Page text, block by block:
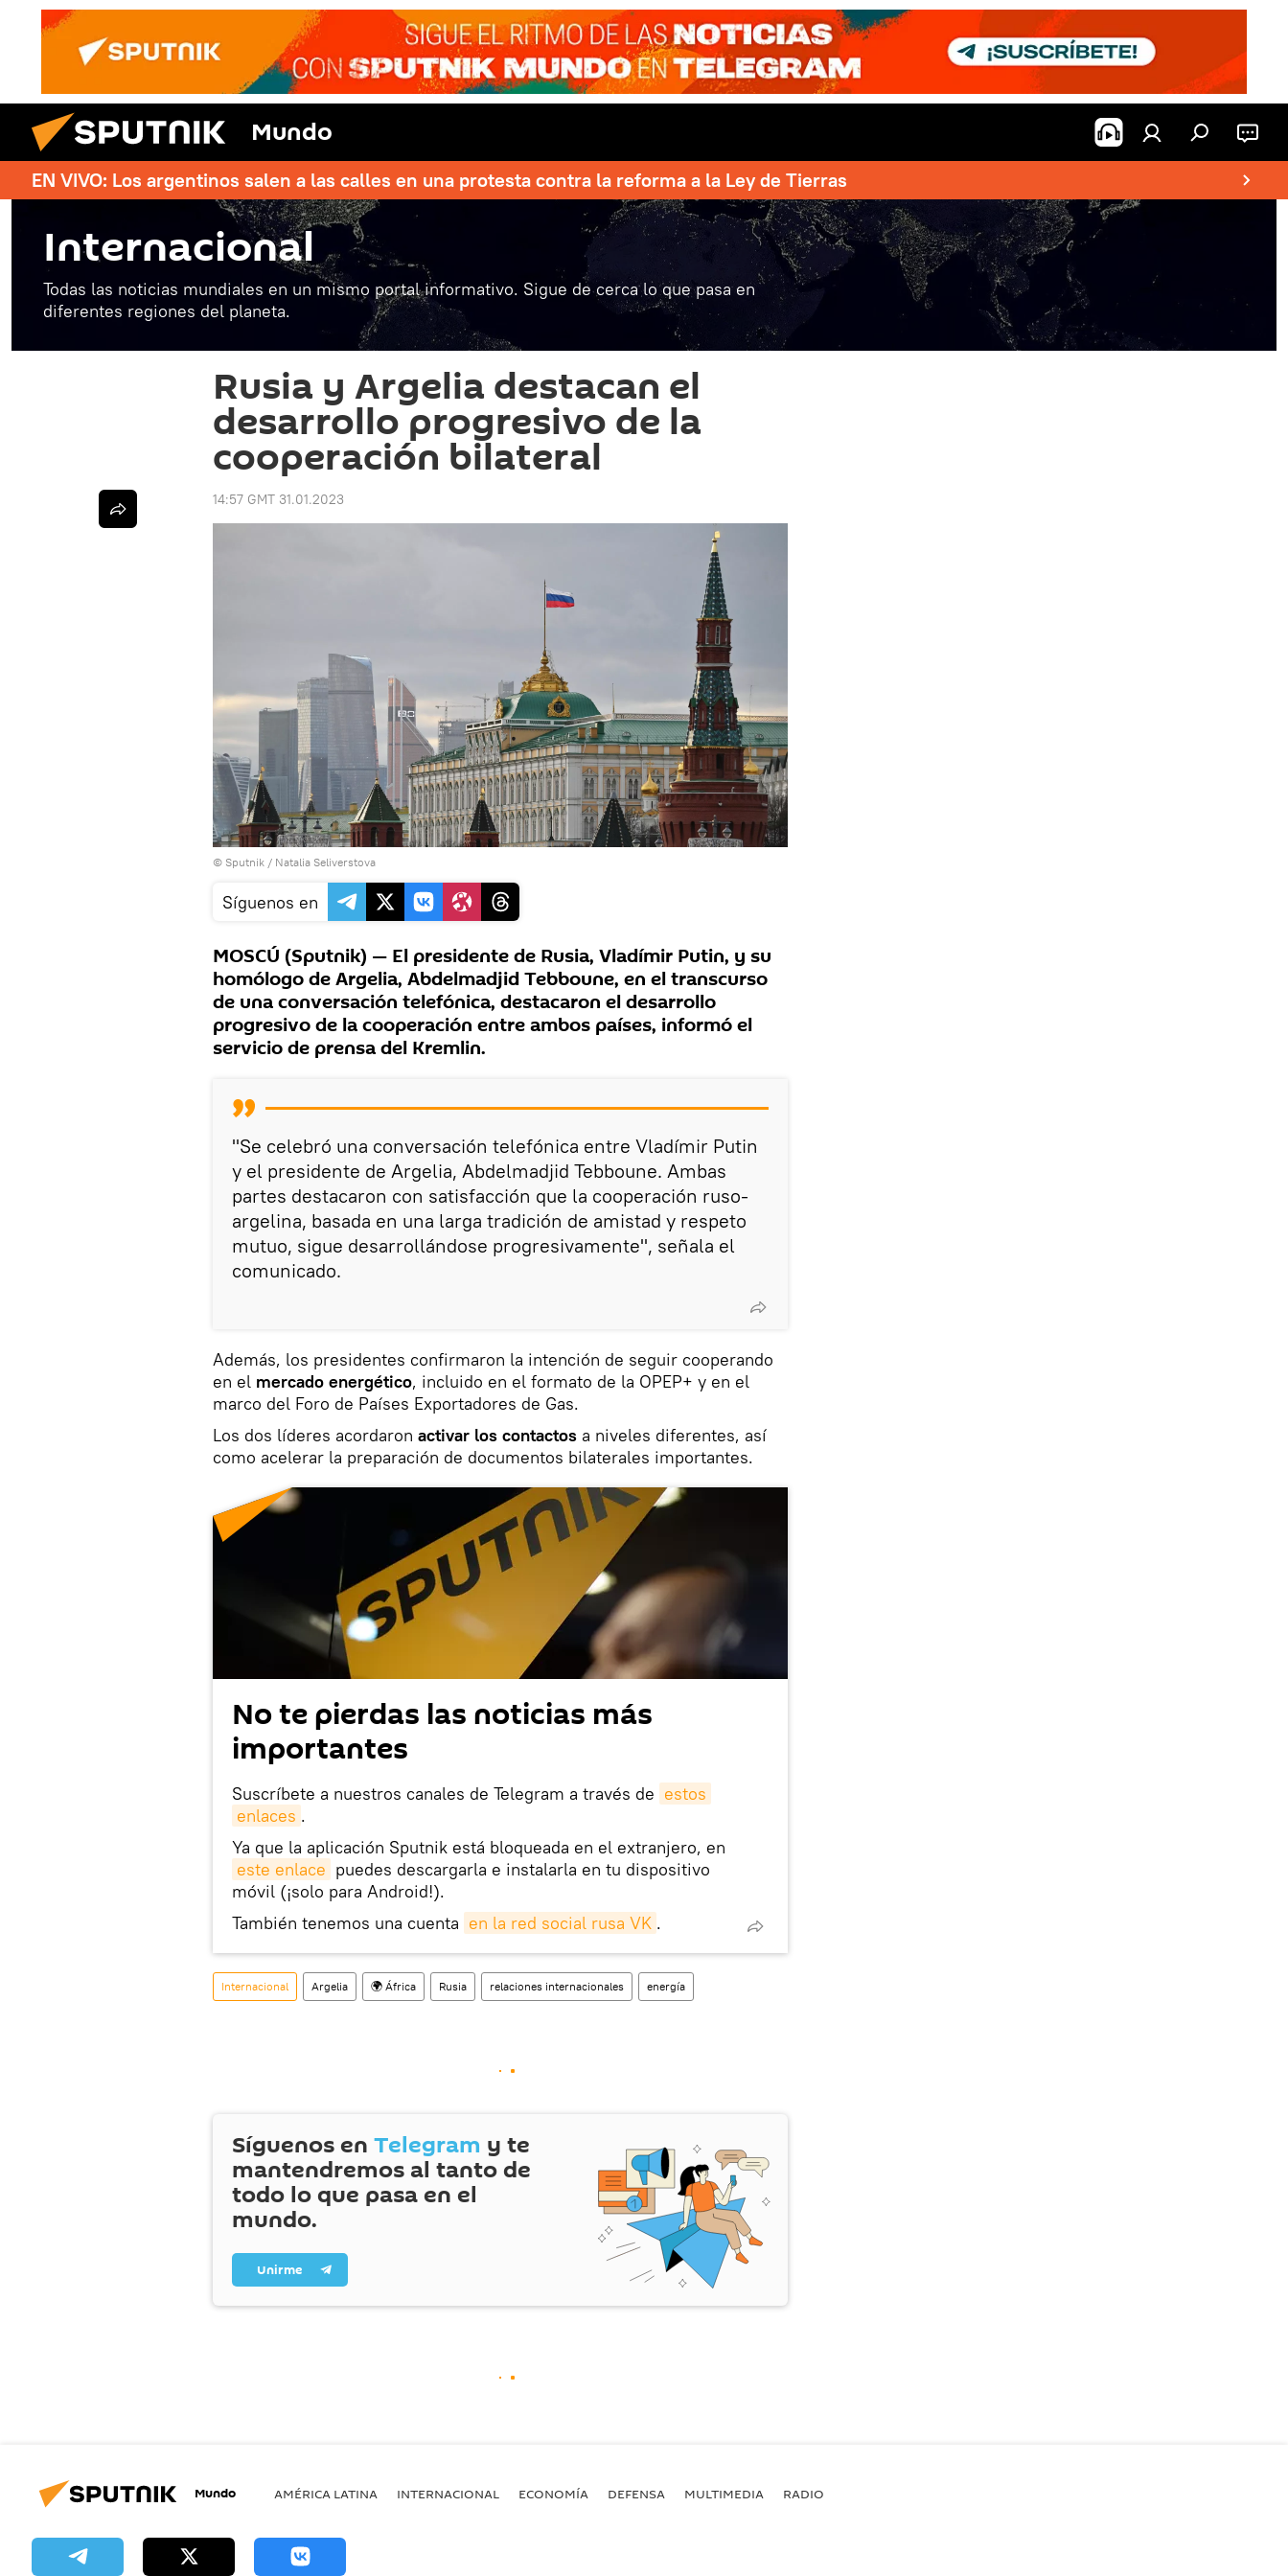
Mundo
EN VIVO: Los argentinos salen a las calles en una protesta contra la reforma a la Ley de Tierras
Internacional
Todas las noticias mundiales en un mismo portal informativo. Sigue de cerca lo que pasa en
diferentes regiones del planeta.
Rusia y Argelia destacan el
desarrollo progresivo de la
cooperación bilateral
14:57 GMT 31.01.2023
© Sputnik / Natalia Seliverstova
Síguenos en
MOSCÚ (Sputnik) — El presidente de Rusia, Vladímir Putin, y su
homólogo de Argelia, Abdelmadjid Tebboune, en el transcurso
de una conversación telefónica, destacaron el desarrollo
progresivo de la cooperación entre ambos países, informó el
servicio de prensa del Kremlin.
"Se celebró una conversación telefónica entre Vladímir Putin
y el presidente de Argelia, Abdelmadjid Tebboune. Ambas
partes destacaron con satisfacción que la cooperación ruso-
argelina, basada en una larga tradición de amistad y respeto
mutuo, sigue desarrollándose progresivamente", señala el
comunicado.
Además, los presidentes confirmaron la intención de seguir cooperando
en el mercado energético, incluido en el formato de la OPEP+ y en el
marco del Foro de Países Exportadores de Gas.
Los dos líderes acordaron activar los contactos a niveles diferentes, así
como acelerar la preparación de documentos bilaterales importantes.
No te pierdas las noticias más
importantes
Suscríbete a nuestros canales de Telegram a través de estos
enlaces .
Ya que la aplicación Sputnik está bloqueada en el extranjero, en
este enlace puedes descargarla e instalarla en tu dispositivo
móvil (¡solo para Android!).
También tenemos una cuenta en la red social rusa VK .
Internacional Argelia 🌍 África Rusia relaciones internacionales energía
Síguenos en Telegram y te
mantendremos al tanto de
todo lo que pasa en el
mundo.
Unirme
Mundo AMÉRICA LATINA INTERNACIONAL ECONOMÍA DEFENSA MULTIMEDIA RADIO